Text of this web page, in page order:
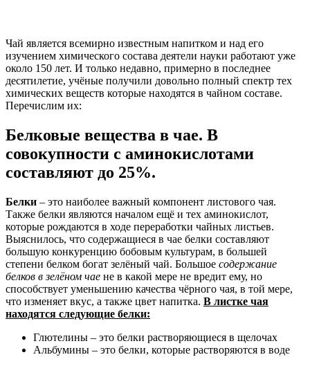
Чай является всемирно известным напитком и над его
изучением химического состава деятели науки работают уже
около 150 лет. И только недавно, примерно в последнее
десятилетие, учёные получили довольно полный спектр тех
химических веществ которые находятся в чайном составе.
Перечислим их:
Белковые вещества в чае. В
совокупности с аминокислотами
составляют до 25%.
Белки – это наиболее важный компонент листового чая.
Также белки являются началом ещё и тех аминокислот,
которые рождаются в ходе переработки чайных листьев.
Выяснилось, что содержащиеся в чае белки составляют
большую конкуренцию бобовым культурам, в большей
степени белком богат зелёный чай. Большое содержание
белков в зелёном чае не в какой мере не вредит ему, но
способствует уменьшению качества чёрного чая, в той мере,
что изменяет вкус, а также цвет напитка. В листке чая
находятся следующие белки:
Глютелины – это белки растворяющиеся в щелочах
Альбумины – это белки, которые растворяются в воде